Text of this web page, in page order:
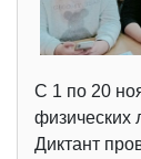
С 1 по 20
физических
Диктант